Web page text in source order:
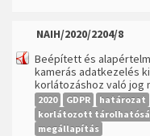
NAIH/2020/2204/8
Beépített és
kamerás adatkezelés
korlátozáshoz való jog
2020 GDPR határozat
korlátozott
megállapítás